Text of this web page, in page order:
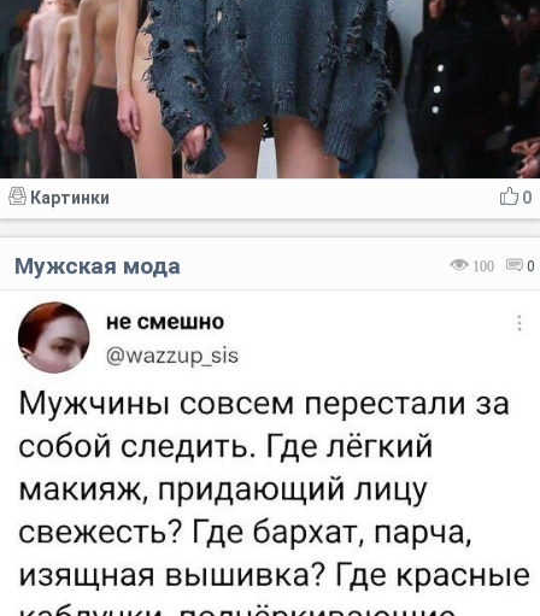
0
Картинки
100 0
Мужская мода